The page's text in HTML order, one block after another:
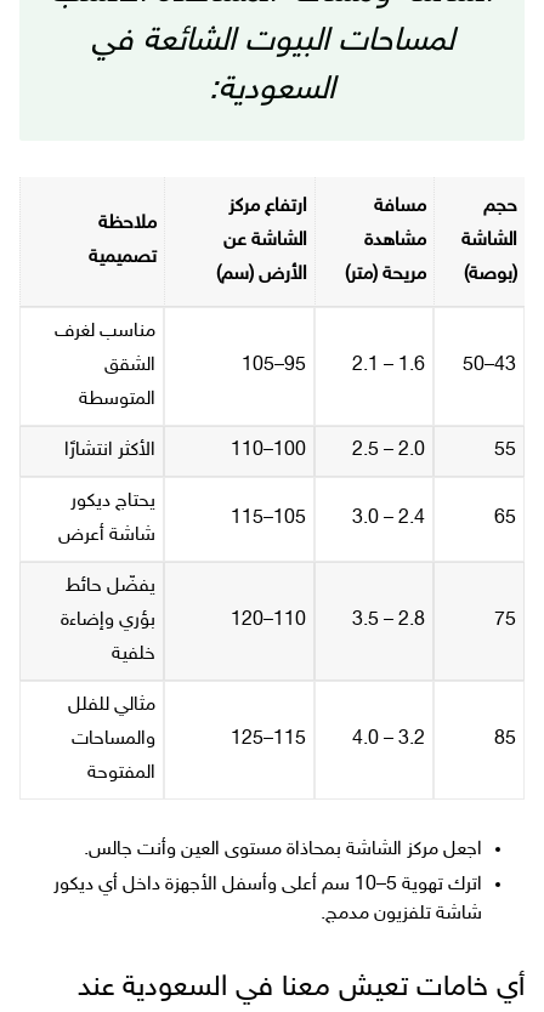
لمساحات البيوت الشائعة في
السعودية:
حجم
الشاشة
(بوصة)
مسافة
مشاهدة
مريحة (متر)
ارتفاع مركز
الشاشة عن
الأرض (سم)
ملاحظة
تصميمية
43–50
1.6 – 2.1
95–105
مناسب لغرف
الشقق
المتوسطة
55
2.0 – 2.5
100–110 الأكثر انتشارًا
65
2.4 – 3.0
105–115
يحتاج ديكور
شاشة أعرض
75
2.8 – 3.5
110–120
يفضّل حائط
بؤري وإضاءة
خلفية
85
3.2 – 4.0
115–125
مثالي للفلل
والمساحات
المفتوحة
اجعل مركز الشاشة بمحاذاة مستوى العين وأنت جالس.
اترك تهوية 5–10 سم أعلى وأسفل الأجهزة داخل أي ديكور
شاشة تلفزيون مدمج.
أي خامات تعيش معنا في السعودية عند